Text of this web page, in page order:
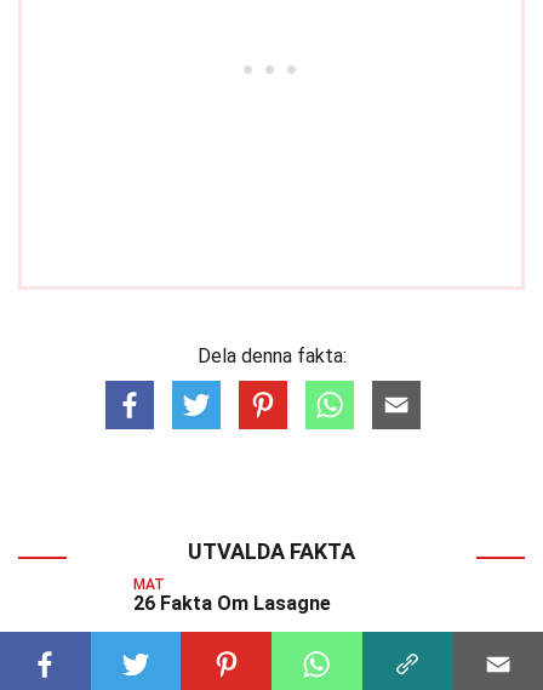
Dela denna fakta:
UTVALDA FAKTA
MAT
26 Fakta Om Lasagne
MAT